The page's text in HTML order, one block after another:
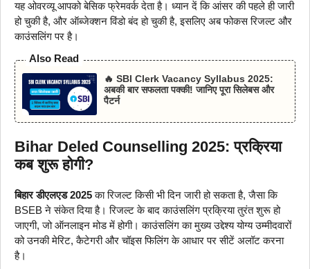
यह ओवरव्यू आपको बेसिक फ्रेमवर्क देता है। ध्यान दें कि आंसर की पहले ही जारी
हो चुकी है, और ऑब्जेक्शन विंडो बंद हो चुकी है, इसलिए अब फोकस रिजल्ट और
काउंसलिंग पर है।
Also Read
🔥 SBI Clerk Vacancy Syllabus 2025:
अबकी बार सफलता पक्की! जानिए पूरा सिलेबस और
पैटर्न
Bihar Deled Counselling 2025: प्रक्रिया
कब शुरू होगी?
बिहार डीएलएड 2025का रिजल्ट किसी भी दिन जारी हो सकता है, जैसा कि
BSEB ने संकेत दिया है। रिजल्ट के बाद काउंसलिंग प्रक्रिया तुरंत शुरू हो
जाएगी, जो ऑनलाइन मोड में होगी। काउंसलिंग का मुख्य उद्देश्य योग्य उम्मीदवारों
को उनकी मेरिट, कैटेगरी और चॉइस फिलिंग के आधार पर सीटें अलॉट करना
है।